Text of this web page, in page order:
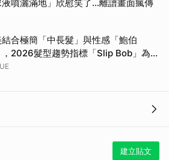
液噴灑滿地」欣慰笑了…離譜畫面瘋傳
結合極簡「中長髮」與性感「鮑伯
2026髮型趨勢指標「Slip Bob」為何
年代超模氣場？
建立貼文